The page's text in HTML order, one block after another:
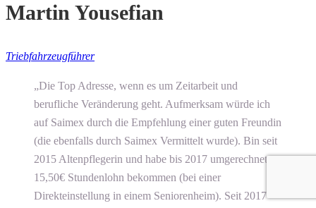
Martin Yousefian
Triebfahrzeugführer
„Die Top Adresse, wenn es um Zeitarbeit und
berufliche Veränderung geht. Aufmerksam würde ich
auf Saimex durch die Empfehlung einer guten Freundin
(die ebenfalls durch Saimex Vermittelt wurde). Bin seit
2015 Altenpflegerin und habe bis 2017 umgerechnet
15,50€ Stundenlohn bekommen (bei einer
Direkteinstellung in einem Seniorenheim). Seit 2017